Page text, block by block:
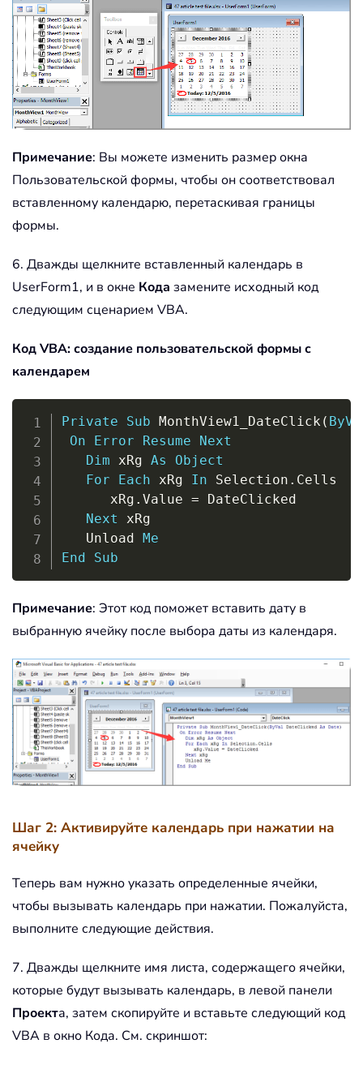
Примечание: Вы можете изменить размер окна
Пользовательской формы, чтобы он соответствовал
вставленному календарю, перетаскивая границы
формы.
6. Дважды щелкните вставленный календарь в
UserForm1, и в окне Кода замените исходный код
следующим сценарием VBA.
Код VBA: создание пользовательской формы с
календарем
Private Sub MonthView1_DateClick (
On
Error Resume
Next
Dim xRg As
Object
For
Each xRg In Selection . Cells
      xRg
. Value = DateClicked
Next xRg
   Unload
Me
End
Sub
Copy
Примечание: Этот код поможет вставить дату в
выбранную ячейку после выбора даты из календаря.
Шаг 2: Активируйте календарь при нажатии на
ячейку
Теперь вам нужно указать определенные ячейки,
чтобы вызывать календарь при нажатии. Пожалуйста,
выполните следующие действия.
7. Дважды щелкните имя листа, содержащего ячейки,
которые будут вызывать календарь, в левой панели
Проекта, затем скопируйте и вставьте следующий код
VBA в окно Кода. См. скриншот: